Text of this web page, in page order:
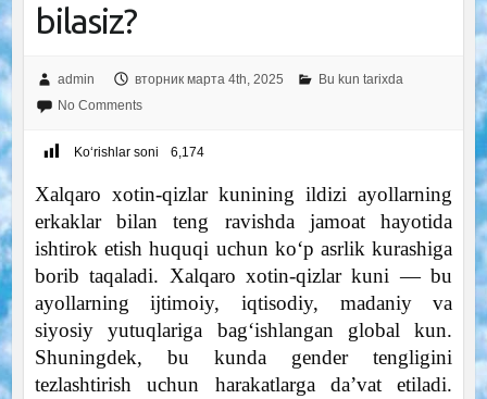
bilasiz?
admin вторник марта 4th, 2025
Bu kun tarixda
No Comments
Ko‘rishlar soni 6,174
Xalqaro xotin-qizlar kunining ildizi ayollarning
erkaklar bilan teng ravishda jamoat hayotida
ishtirok etish huquqi uchun ko‘p asrlik kurashiga
borib taqaladi. Xalqaro xotin-qizlar kuni — bu
ayollarning ijtimoiy, iqtisodiy, madaniy va
siyosiy yutuqlariga bag‘ishlangan global kun.
Shuningdek, bu kunda gender tengligini
tezlashtirish uchun harakatlarga da’vat etiladi.